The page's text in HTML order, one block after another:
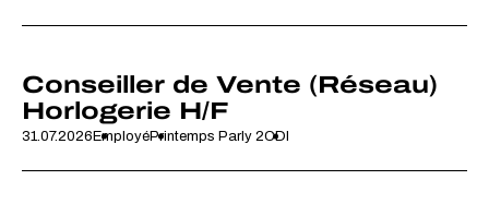
Conseiller de Vente (Réseau)
Horlogerie H/F
31.07.2026EmployéPrintemps Parly 2CDI